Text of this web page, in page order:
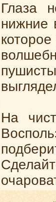
Глаза
нижние
На